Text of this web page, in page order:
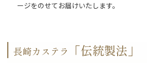
ージをのせてお届けいたします。
長崎カステラ 「伝統製法」